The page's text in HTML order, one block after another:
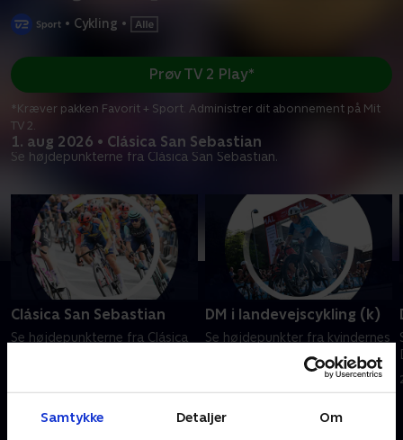
Samtykke Detaljer Om
• Cykling •
1. aug 2026 • Clásica San Sebastian
Se højdepunkterne fra Clásica San Sebastian.
Prøv TV 2 Play*
*Kræver pakken Favorit + Sport. Administrer dit abonnement på Mit
TV 2.
Clásica San Sebastian
Se højdepunkterne fra Clásica
DM i landevejscykling (k)
Se højdepunkter fra kvindernes
DM i landevejscykling.